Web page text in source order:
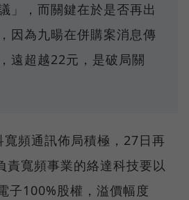
」，而關鍵在於是否再出
因為九暘在併購案消息傳
遠超越22元，是破局關
頻通訊佈局積極，27日再
責寬頻事業的絡達科技要以
子100%股權，溢價幅度